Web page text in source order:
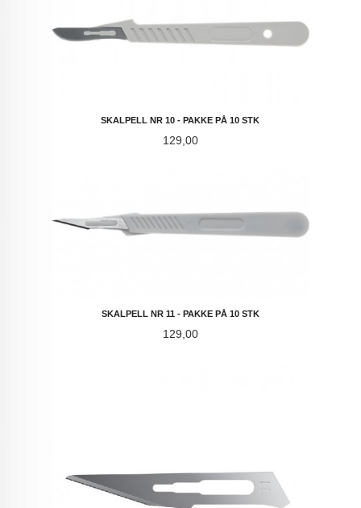
SKALPELL NR 10 - PAKKE PÅ 10 STK
Pris
129,00
SKALPELL NR 11 - PAKKE PÅ 10 STK
Pris
129,00